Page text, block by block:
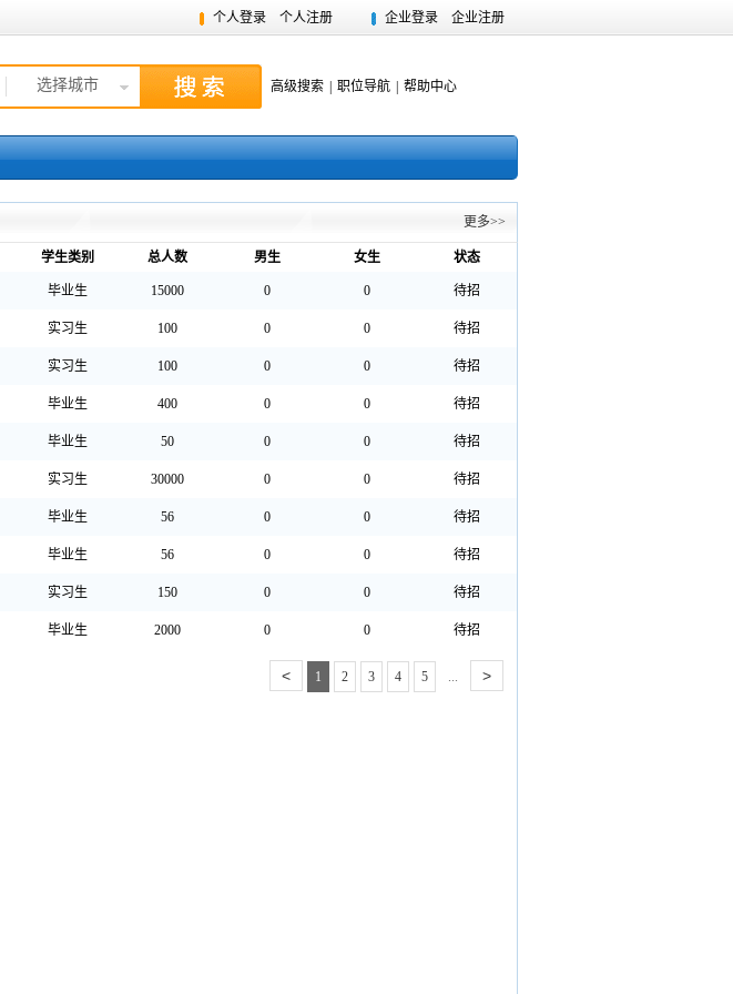
个人登录 个人注册 企业登录 企业注册
选择城市 高级搜索 职位导航 帮助中心
更多>>
学生类别 总人数 男生 女生 状态
毕业生 15000 0 0 待招
实习生 100 0 0 待招
实习生 100 0 0 待招
毕业生 400 0 0 待招
毕业生 50 0 0 待招
实习生 30000 0 0 待招
毕业生 56 0 0 待招
毕业生 56 0 0 待招
实习生 150 0 0 待招
毕业生 2000 0 0 待招
< 1 2 3 4 5 ... >